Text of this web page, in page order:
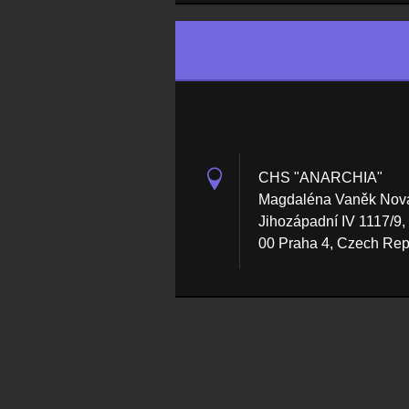
CHS "ANARCHIA"
Magdaléna Vaněk
Jihozápadní IV 1117/9,
00 Praha 4, Czech